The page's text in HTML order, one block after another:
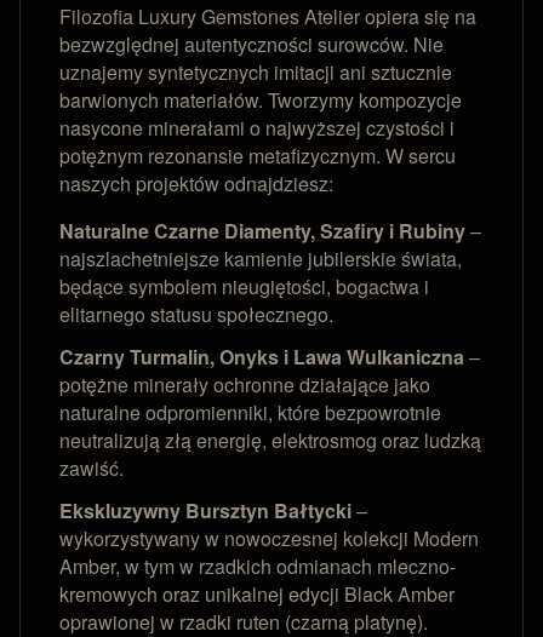
Filozofia Luxury Gemstones Atelier opiera się na
bezwzględnej autentyczności surowców. Nie
uznajemy syntetycznych imitacji ani sztucznie
barwionych materiałów. Tworzymy kompozycje
nasycone minerałami o najwyższej czystości i
potężnym rezonansie metafizycznym. W sercu
naszych projektów odnajdziesz:
Naturalne Czarne Diamenty, Szafiry i Rubiny–
najszlachetniejsze kamienie jubilerskie świata,
będące symbolem nieugiętości, bogactwa i
elitarnego statusu społecznego.
Czarny Turmalin, Onyks i Lawa Wulkaniczna –
potężne minerały ochronne działające jako
naturalne odpromienniki, które bezpowrotnie
neutralizują złą energię, elektrosmog oraz ludzką
zawiść.
Ekskluzywny Bursztyn Bałtycki–
wykorzystywany w nowoczesnej kolekcji Modern
Amber, w tym w rzadkich odmianach mleczno-
kremowych oraz unikalnej edycji Black Amber
oprawionej w rzadki ruten (czarną platynę).